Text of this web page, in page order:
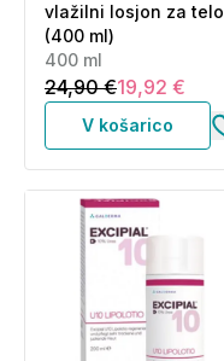
vlažilni losjon za telo
(400 ml)
400 ml
24,90 €19,92 €
V košarico